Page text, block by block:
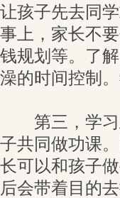
让孩子先去同
事上，家长不
钱规划等。了
澡的时间控制
第三，学习
子共同做功课
长可以和孩子
后会带着目的